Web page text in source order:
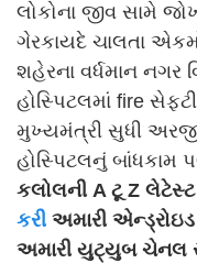
લોકોના જીવ સામે
ગેરકાયદે ચાલતા
શહેરના વર્ધમાન નગર
હોસ્પિટલમાં fire
મુખ્યમંત્રી સુધી
હોસ્પિટલનું બાંધકામ
કલોલની A ટૂ Z
કરી અમારી
અમારી યુટ્યુબ ચેનલ